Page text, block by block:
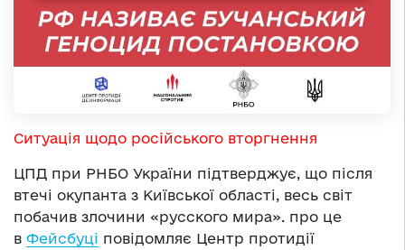
Ситуація щодо російського вторгнення
ЦПД при РНБО України підтверджує, що після
втечі окупанта з Київської області, весь світ
побачив злочини «русского мира». про це
в Фейсбуці повідомляє Центр протидії